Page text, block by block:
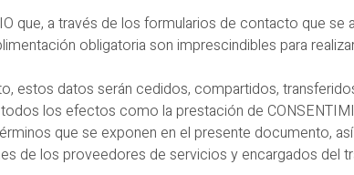
que, a través de los formularios de contacto que
obligatoria son imprescindibles para
estos datos serán cedidos, compartidos,
los efectos como la prestación de
que se exponen en el presente documento,
de los proveedores de servicios y encargados del